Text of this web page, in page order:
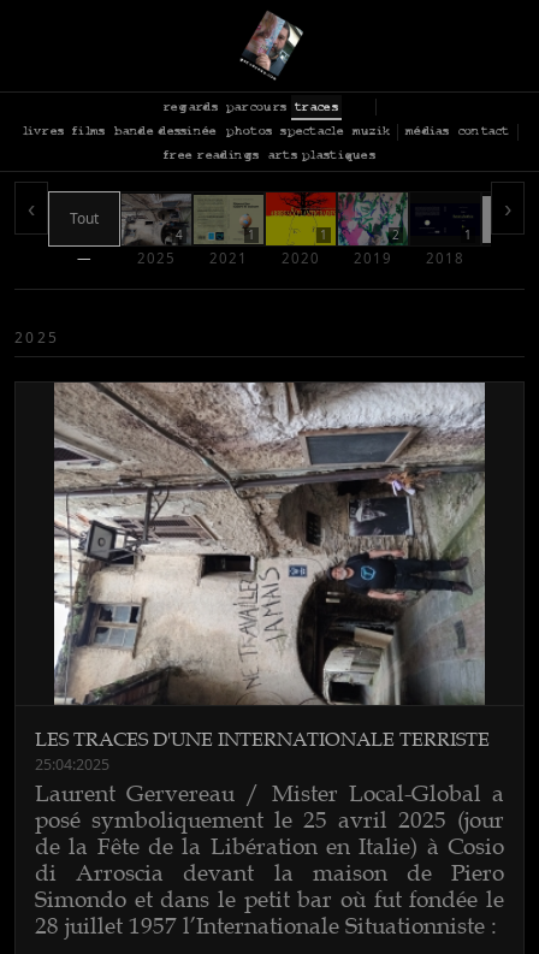
regards parcours
traces
livres
films bande dessinée photos spectacle muzik médias
contact
free readings
arts plastiques
‹ Tout
—
4
2025
1
2021
1
2020
2
2019
1
2018
›
2025
LES TRACES D'UNE INTERNATIONALE TERRISTE
25:04:2025
Laurent Gervereau / Mister Local-Global a
posé symboliquement le 25 avril 2025 (jour
de la Fête de la Libération en Italie) à Cosio
di Arroscia devant la maison de Piero
Simondo et dans le petit bar où fut fondée le
28 juillet 1957 l’Internationale Situationniste :